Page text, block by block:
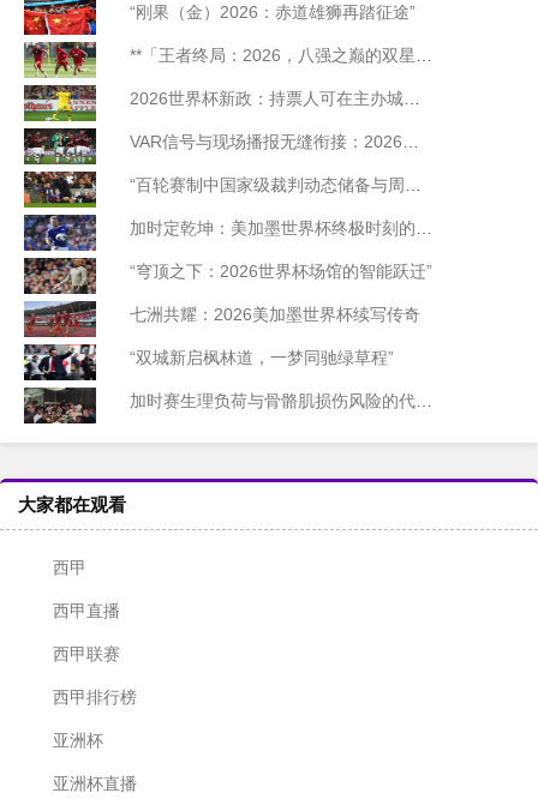
“刚果（金）2026：赤道雄狮再踏征途”
**「王者终局：2026，八强之巅的双星陨落」**
2026世界杯新政：持票人可在主办城市免费乘坐公交
VAR信号与现场播报无缝衔接：2026世界杯北美赛区技术前瞻
“百轮赛制中国家级裁判动态储备与周期迭代模型研究”
加时定乾坤：美加墨世界杯终极时刻的胜负密码
“穹顶之下：2026世界杯场馆的智能跃迁”
七洲共耀：2026美加墨世界杯续写传奇
“双城新启枫林道，一梦同驰绿草程”
加时赛生理负荷与骨骼肌损伤风险的代谢机制研究——基于2026世界杯备战周期的实证分析
大家都在观看
西甲
西甲直播
西甲联赛
西甲排行榜
亚洲杯
亚洲杯直播